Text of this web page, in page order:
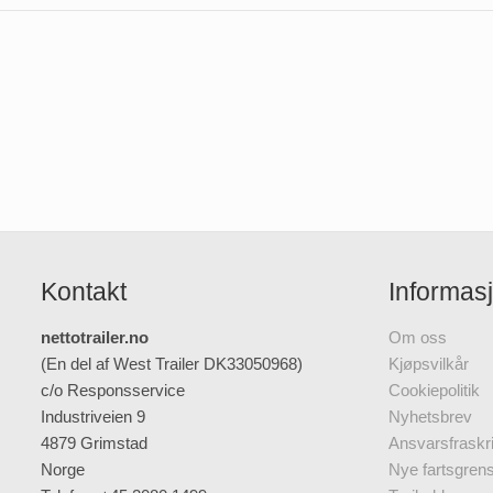
Kontakt
nettotrailer.no
(En del af West Trailer DK33050968)
c/o Responsservice
Industriveien 9
4879 Grimstad
Norge
Om oss
Kjøpsvilkår
Cookiepolitik
Nyhetsbrev
Nye